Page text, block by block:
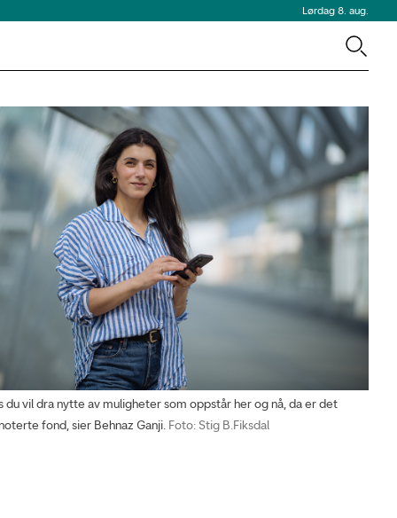
Lørdag 8. aug.
du vil dra nytte av muligheter som oppstår her og nå, da er det
fond, sier Behnaz Ganji. Foto: Stig B.Fiksdal